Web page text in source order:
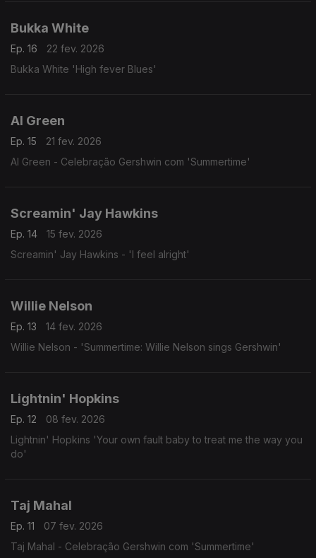
Bukka White
Ep. 16
22 fev. 2026
Bukka White 'High fever Blues'
Al Green
Ep. 15
21 fev. 2026
Al Green - Celebração Gershwin com 'Summertime'
Screamin' Jay Hawkins
Ep. 14
15 fev. 2026
Screamin' Jay Hawkins - 'I feel alright'
Willie Nelson
Ep. 13
14 fev. 2026
Willie Nelson - 'Summertime: Willie Nelson sings Gershwin'
Lightnin' Hopkins
Ep. 12
08 fev. 2026
Lightnin' Hopkins 'Your own fault baby to treat me the way you
do'
Taj Mahal
Ep. 11
07 fev. 2026
Taj Mahal - Celebração Gershwin com 'Summertime'